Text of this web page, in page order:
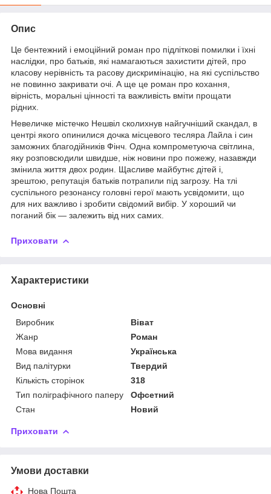
Опис
Це бентежний і емоційний роман про підліткові помилки і їхні
наслідки, про батьків, які намагаються захистити дітей, про
класову нерівність та расову дискримінацію, на які суспільство
не повинно закривати очі. А ще це роман про кохання,
вірність, моральні цінності та важливість вміти прощати
рідних.
Невеличке містечко Нешвіл сколихнув найгучніший скандал, в
центрі якого опинилися дочка місцевого тесляра Лайла і син
заможних благодійників Фінч. Одна компрометуюча світлина,
яку розповсюдили швидше, ніж новини про пожежу, назавжди
змінила життя двох родин. Щасливе майбутнє дітей і,
зрештою, репутація батьків потрапили під загрозу. На тлі
суспільного резонансу головні герої мають усвідомити, що
для них важливо і зробити свідомий вибір. У хороший чи
поганий бік — залежить від них самих.
Приховати
Характеристики
Основні
Виробник
Віват
Жанр
Роман
Мова видання
Українська
Вид палітурки
Твердий
Кількість сторінок
318
Тип поліграфічного паперу
Офсетний
Стан
Новий
Приховати
Умови доставки
Нова Пошта